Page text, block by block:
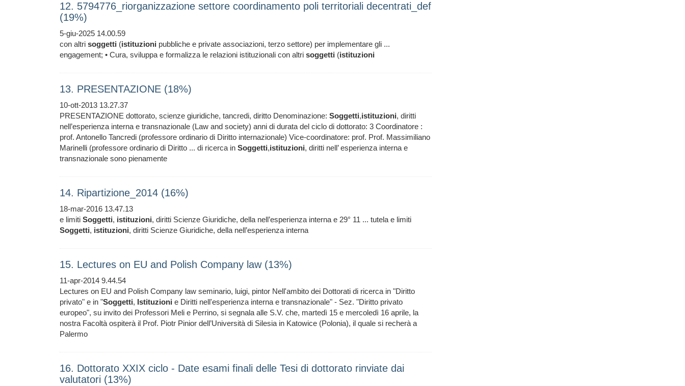
12. 5794776_riorganizzazione settore coordinamento poli territoriali decentrati_def
(19%)
5-giu-2025 14.00.59
con altri soggetti (istituzioni pubbliche e private associazioni, terzo settore) per implementare gli ...
engagement; • Cura, sviluppa e formalizza le relazioni istituzionali con altri soggetti (istituzioni
13. PRESENTAZIONE (18%)
10-ott-2013 13.27.37
PRESENTAZIONE dottorato, scienze giuridiche, tancredi, diritto Denominazione: Soggetti,istituzioni, diritti
nell’esperienza interna e transnazionale (Law and society) anni di durata del ciclo di dottorato: 3 Coordinatore :
prof. Antonello Tancredi (professore ordinario di Diritto internazionale) Vice-coordinatore: prof. Prof. Massimiliano
Marinelli (professore ordinario di Diritto ... di ricerca in Soggetti,istituzioni, diritti nell’ esperienza interna e
transnazionale sono pienamente
14. Ripartizione_2014 (16%)
18-mar-2016 13.47.13
e limiti Soggetti, istituzioni, diritti Scienze Giuridiche, della nell’esperienza interna e 29° 11 ... tutela e limiti
Soggetti, istituzioni, diritti Scienze Giuridiche, della nell’esperienza interna
15. Lectures on EU and Polish Company law (13%)
11-apr-2014 9.44.54
Lectures on EU and Polish Company law seminario, luigi, pintor Nell'ambito dei Dottorati di ricerca in "Diritto
privato" e in "Soggetti, Istituzioni e Diritti nell'esperienza interna e transnazionale" - Sez. "Diritto privato
europeo", su invito dei Professori Meli e Perrino, si segnala alle S.V. che, martedì 15 e mercoledì 16 aprile, la
nostra Facoltà ospiterà il Prof. Piotr Pinior dell’Università di Silesia in Katowice (Polonia), il quale si recherà a
Palermo
16. Dottorato XXIX ciclo - Date esami finali delle Tesi di dottorato rinviate dai
valutatori (13%)